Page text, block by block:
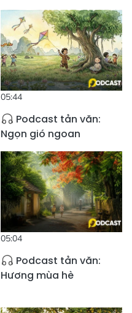
05:44
Podcast tản văn:
Ngọn gió ngoan
05:04
Podcast tản văn:
Hương mùa hè